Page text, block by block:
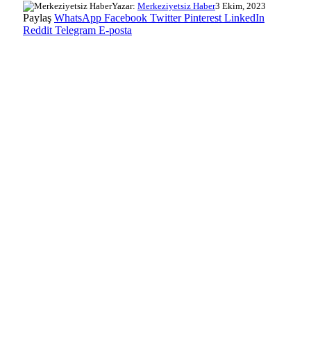
Yazar: Merkeziyetsiz Haber3 Ekim, 2023
Paylaş WhatsApp Facebook Twitter Pinterest LinkedIn
Reddit Telegram E-posta